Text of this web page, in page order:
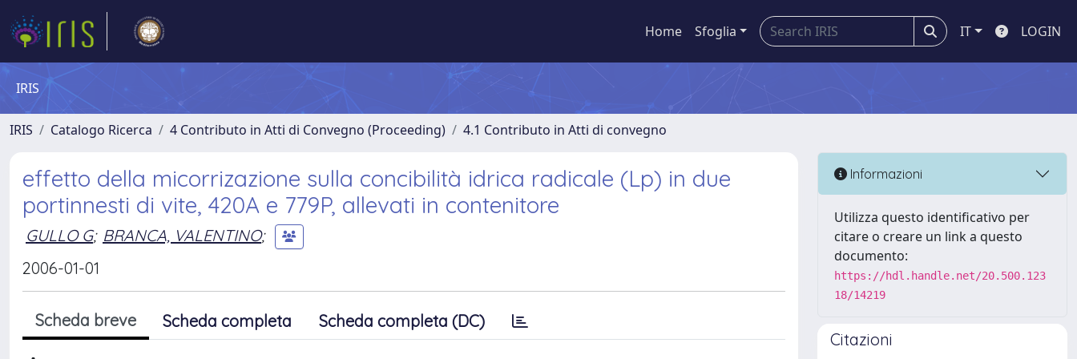
Home Sfoglia IT LOGIN
IRIS
IRIS Catalogo Ricerca 4 Contributo in Atti di Convegno (Proceeding) 4.1 Contributo in Atti di convegno
effetto della micorrizazione sulla concibilità idrica radicale (Lp) in due
portinnesti di vite, 420A e 779P, allevati in contenitore
GULLO G; BRANCA, VALENTINO;
2006-01-01
Scheda breve Scheda completa Scheda completa (DC)
Informazioni
Utilizza questo identificativo per
citare o creare un link a questo
documento:
https://hdl.handle.net/20.500.123
18/14219
Citazioni